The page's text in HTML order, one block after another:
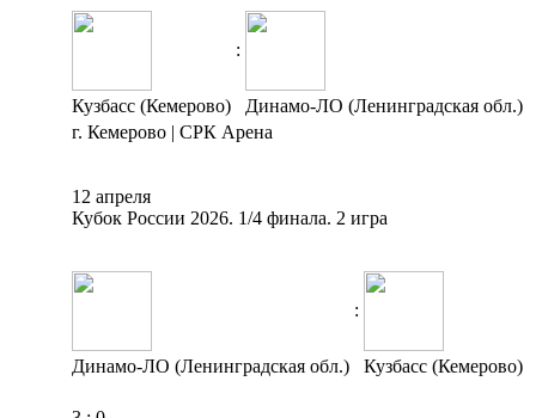
:
Кузбасс (Кемерово)
Динамо-ЛО (Ленинградская обл.)
г. Кемерово | СРК Арена
12 апреля
Кубок России 2026. 1/4 финала. 2 игра
:
Динамо-ЛО (Ленинградская обл.) Кузбасс (Кемерово)